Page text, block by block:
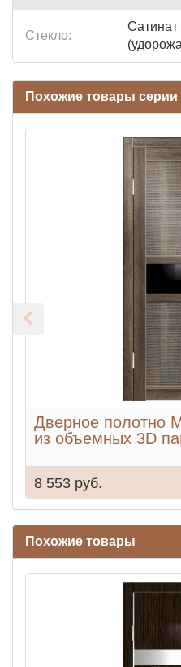
Стекло:
Похожие товары
Дверное полотно
из объемных 3D
8 553 руб.
Похожие товары